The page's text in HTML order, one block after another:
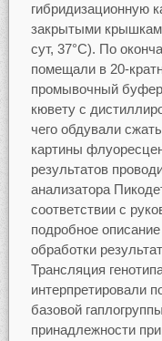
гибридизационную
закрытыми
сут, 37°С). По
помещали в 20-
промывочный
кювету с
чего обдували
картины
результатов
анализатора
соответствии с
подробное
обработки
Трансляция
интерпретировали
базовой
принадлежности